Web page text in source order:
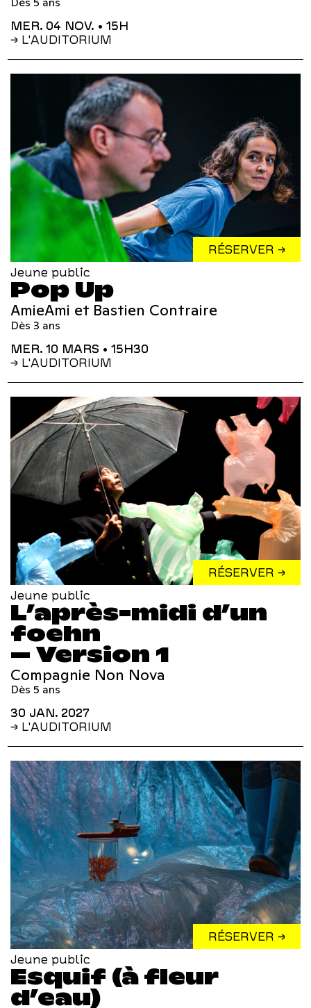
MER. 04 NOV. • 15H
→ L'AUDITORIUM
RÉSERVER →
Jeune public
Pop Up
AmieAmi et Bastien Contraire
Dès 3 ans
MER. 10 MARS • 15H30
→ L'AUDITORIUM
RÉSERVER →
Jeune public
L’après-midi d’un
foehn
– Version 1
Compagnie Non Nova
Dès 5 ans
30 JAN. 2027
→ L'AUDITORIUM
RÉSERVER →
Jeune public
Esquif (à fleur
d’eau)